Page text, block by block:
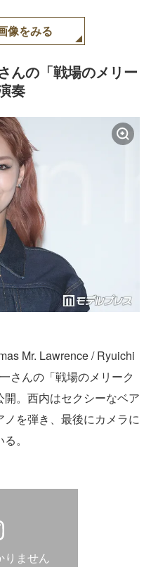
像をみる
んの「戦場のメリー
奏
Mr. Lawrence / Ryuichi
さんの「戦場のメリーク
。西内はセクシーなベア
ノを弾き、最後にカメラに
。
りません